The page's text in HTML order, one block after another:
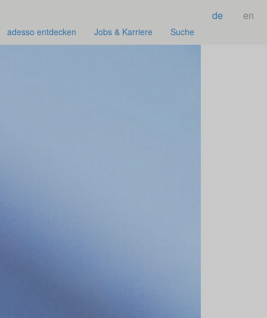
de en
adesso entdecken Jobs & Karriere Suche